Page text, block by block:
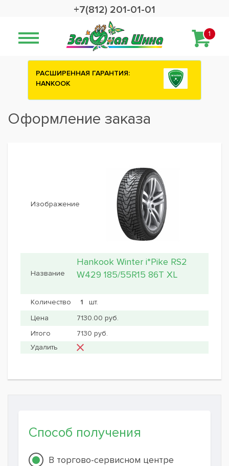
+7(812) 201-01-01
1
РАСШИРЕННАЯ ГАРАНТИЯ:
HANKOOK
Оформление заказа
Hankook Winter i*Pike RS2
W429 185/55R15 86T XL
шт.
7130.00 руб.
7130 руб.
Способ получения
В торгово-сервисном центре